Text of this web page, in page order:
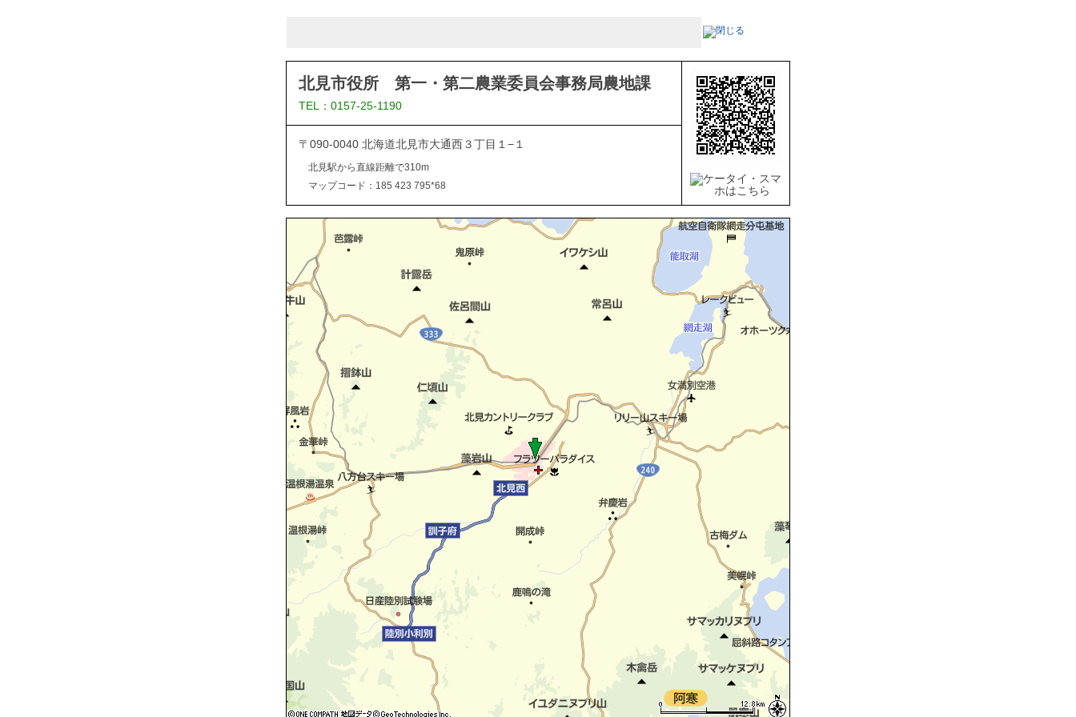
北見市役所 第一・第二農業委員会事務局農地課
TEL：0157-25-1190
〒090-0040 北海道北見市大通西３丁目１−１
北見駅から直線距離で310m
マップコード：185 423 795*68